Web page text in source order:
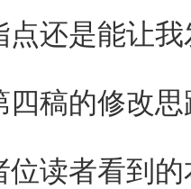
点还是能让
的修改思
者看到的